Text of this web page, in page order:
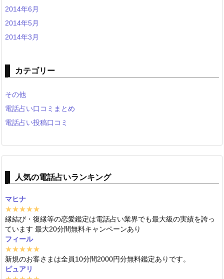
2014年6月
2014年5月
2014年3月
カテゴリー
その他
電話占い口コミまとめ
電話占い投稿口コミ
人気の電話占いランキング
マヒナ
★★★★★
縁結び・復縁等の恋愛鑑定は電話占い業界でも最大級の実績を誇っ
ています 最大20分間無料キャンペーンあり
フィール
★★★★★
新規のお客さまは全員10分間2000円分無料鑑定ありです。
ピュアリ